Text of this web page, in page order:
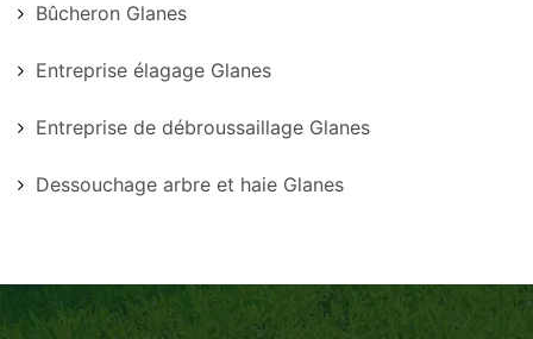
Bûcheron Glanes
Entreprise élagage Glanes
Entreprise de débroussaillage Glanes
Dessouchage arbre et haie Glanes